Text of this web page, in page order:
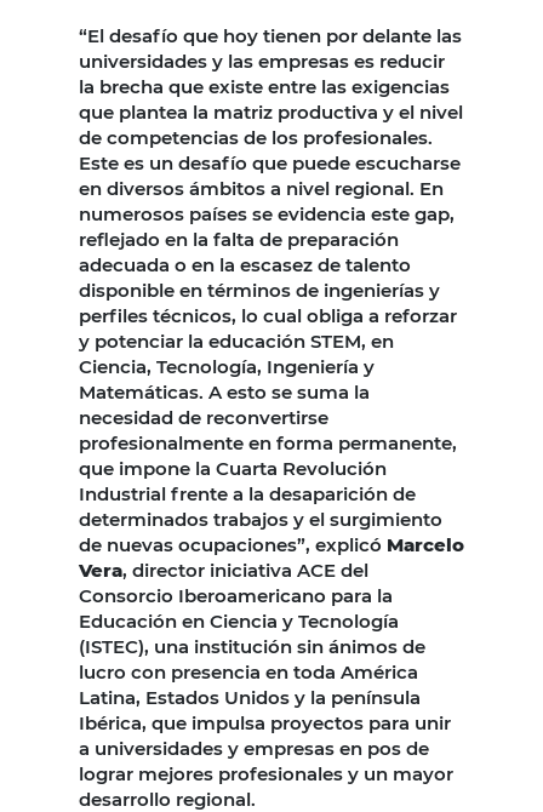
“El desafío que hoy tienen por delante las
universidades y las empresas es reducir
la brecha que existe entre las exigencias
que plantea la matriz productiva y el nivel
de competencias de los profesionales.
Este es un desafío que puede escucharse
en diversos ámbitos a nivel regional. En
numerosos países se evidencia este gap,
reflejado en la falta de preparación
adecuada o en la escasez de talento
disponible en términos de ingenierías y
perfiles técnicos, lo cual obliga a reforzar
y potenciar la educación STEM, en
Ciencia, Tecnología, Ingeniería y
Matemáticas. A esto se suma la
necesidad de reconvertirse
profesionalmente en forma permanente,
que impone la Cuarta Revolución
Industrial frente a la desaparición de
determinados trabajos y el surgimiento
de nuevas ocupaciones”, explicó Marcelo
Vera, director iniciativa ACE del
Consorcio Iberoamericano para la
Educación en Ciencia y Tecnología
(ISTEC), una institución sin ánimos de
lucro con presencia en toda América
Latina, Estados Unidos y la península
Ibérica, que impulsa proyectos para unir
a universidades y empresas en pos de
lograr mejores profesionales y un mayor
desarrollo regional.